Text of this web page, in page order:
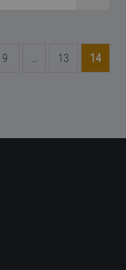
9 … 13 14